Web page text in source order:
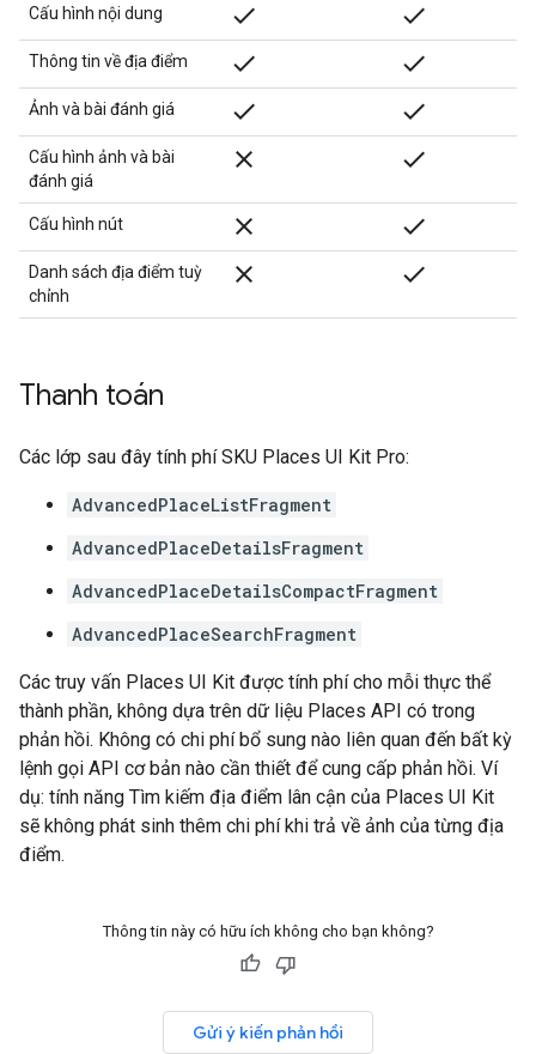
Cấu hình nội dung done done
Thông tin về địa điểm done done
Ảnh và bài đánh giá check check
Cấu hình ảnh và bài
đánh giá
close check
Cấu hình nút close check
Danh sách địa điểm tuỳ
chỉnh
close check
Thanh toán
Các lớp sau đây tính phí SKU Places UI Kit Pro:
AdvancedPlaceListFragment
AdvancedPlaceDetailsFragment
AdvancedPlaceDetailsCompactFragment
AdvancedPlaceSearchFragment
Các truy vấn Places UI Kit được tính phí cho mỗi thực thể
thành phần, không dựa trên dữ liệu Places API có trong
phản hồi. Không có chi phí bổ sung nào liên quan đến bất kỳ
lệnh gọi API cơ bản nào cần thiết để cung cấp phản hồi. Ví
dụ: tính năng Tìm kiếm địa điểm lân cận của Places UI Kit
sẽ không phát sinh thêm chi phí khi trả về ảnh của từng địa
điểm.
Thông tin này có hữu ích không cho bạn không?
Gửi ý kiến phản hồi